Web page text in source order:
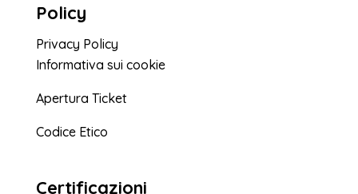
Policy
Privacy Policy
Informativa sui cookie
Apertura Ticket
Codice Etico
Certificazioni